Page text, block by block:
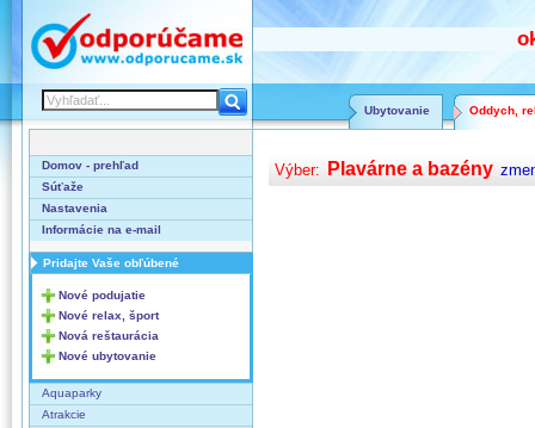
Oddych,
Ubytovanie
Domov - prehľad
Súťaže
Nastavenia
Informácie na e-mail
Pridajte Vaše obľúbené
Nové podujatie
Nové relax, šport
Nová reštaurácia
Nové ubytovanie
Aquaparky
Atrakcie
Výber: Plavárne a bazény